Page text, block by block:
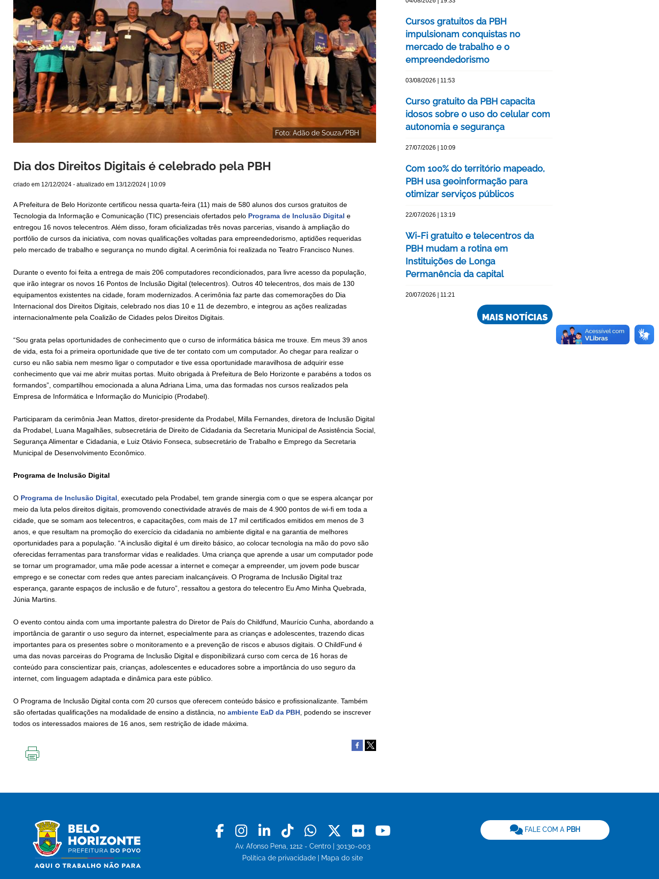
Foto: Adão de Souza/PBH
Dia dos Direitos Digitais é celebrado pela PBH
criado em 12/12/2024 - atualizado em 13/12/2024 | 10:09
A Prefeitura de Belo Horizonte certificou nessa quarta-feira (11) mais de 580 alunos dos cursos gratuitos de
Tecnologia da Informação e Comunicação (TIC) presenciais ofertados pelo Programa de Inclusão Digital e
entregou 16 novos telecentros. Além disso, foram oficializadas três novas parcerias, visando à ampliação do
portfólio de cursos da iniciativa, com novas qualificações voltadas para empreendedorismo, aptidões requeridas
pelo mercado de trabalho e segurança no mundo digital. A cerimônia foi realizada no Teatro Francisco Nunes.
Durante o evento foi feita a entrega de mais 206 computadores recondicionados, para livre acesso da população,
que irão integrar os novos 16 Pontos de Inclusão Digital (telecentros). Outros 40 telecentros, dos mais de 130
equipamentos existentes na cidade, foram modernizados. A cerimônia faz parte das comemorações do Dia
Internacional dos Direitos Digitais, celebrado nos dias 10 e 11 de dezembro, e integrou as ações realizadas
internacionalmente pela Coalizão de Cidades pelos Direitos Digitais.
“Sou grata pelas oportunidades de conhecimento que o curso de informática básica me trouxe. Em meus 39 anos
de vida, esta foi a primeira oportunidade que tive de ter contato com um computador. Ao chegar para realizar o
curso eu não sabia nem mesmo ligar o computador e tive essa oportunidade maravilhosa de adquirir esse
conhecimento que vai me abrir muitas portas. Muito obrigada à Prefeitura de Belo Horizonte e parabéns a todos os
formandos”, compartilhou emocionada a aluna Adriana Lima, uma das formadas nos cursos realizados pela
Empresa de Informática e Informação do Município (Prodabel).
Participaram da cerimônia Jean Mattos, diretor-presidente da Prodabel, Milla Fernandes, diretora de Inclusão Digital
da Prodabel, Luana Magalhães, subsecretária de Direito de Cidadania da Secretaria Municipal de Assistência Social,
Segurança Alimentar e Cidadania, e Luiz Otávio Fonseca, subsecretário de Trabalho e Emprego da Secretaria
Municipal de Desenvolvimento Econômico.
Programa de Inclusão Digital
O Programa de Inclusão Digital, executado pela Prodabel, tem grande sinergia com o que se espera alcançar por
meio da luta pelos direitos digitais, promovendo conectividade através de mais de 4.900 pontos de wi-fi em toda a
cidade, que se somam aos telecentros, e capacitações, com mais de 17 mil certificados emitidos em menos de 3
anos, e que resultam na promoção do exercício da cidadania no ambiente digital e na garantia de melhores
oportunidades para a população. “A inclusão digital é um direito básico, ao colocar tecnologia na mão do povo são
oferecidas ferramentas para transformar vidas e realidades. Uma criança que aprende a usar um computador pode
se tornar um programador, uma mãe pode acessar a internet e começar a empreender, um jovem pode buscar
emprego e se conectar com redes que antes pareciam inalcançáveis. O Programa de Inclusão Digital traz
esperança, garante espaços de inclusão e de futuro”, ressaltou a gestora do telecentro Eu Amo Minha Quebrada,
Júnia Martins.
O evento contou ainda com uma importante palestra do Diretor de País do Childfund, Maurício Cunha, abordando a
importância de garantir o uso seguro da internet, especialmente para as crianças e adolescentes, trazendo dicas
importantes para os presentes sobre o monitoramento e a prevenção de riscos e abusos digitais. O ChildFund é
uma das novas parceiras do Programa de Inclusão Digital e disponibilizará curso com cerca de 16 horas de
conteúdo para conscientizar pais, crianças, adolescentes e educadores sobre a importância do uso seguro da
internet, com linguagem adaptada e dinâmica para este público.
O Programa de Inclusão Digital conta com 20 cursos que oferecem conteúdo básico e profissionalizante. Também
são ofertadas qualificações na modalidade de ensino a distância, no ambiente EaD da PBH, podendo se inscrever
todos os interessados maiores de 16 anos, sem restrição de idade máxima.
Cursos gratuitos da PBH
impulsionam conquistas no
mercado de trabalho e o
empreendedorismo
03/08/2026 | 11:53
Curso gratuito da PBH capacita
idosos sobre o uso do celular com
autonomia e segurança
27/07/2026 | 10:09
Com 100% do território mapeado,
PBH usa geoinformação para
otimizar serviços públicos
22/07/2026 | 13:19
Wi-Fi gratuito e telecentros da
PBH mudam a rotina em
Instituições de Longa
Permanência da capital
20/07/2026 | 11:21
MAIS NOTÍCIAS
Facebook
Instagram
LinkedinTiktokWhatsapp
X Flickr
Av. Afonso Pena, 1212 - Centro | 30130-003
Política de privacidade
Mapa do site
FALE COM A PBH